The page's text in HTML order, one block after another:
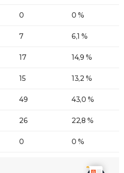
0 0 %
7 6,1 %
17 14,9 %
15 13,2 %
49 43,0 %
26 22,8 %
0 0 %